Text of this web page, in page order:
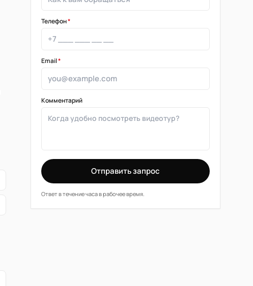
Телефон*
Email*
Комментарий
Отправить запрос
Ответ в течение часа в рабочее время.